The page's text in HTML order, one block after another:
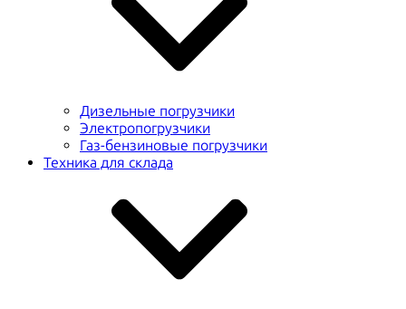
Дизельные погрузчики
Электропогрузчики
Газ-бензиновые погрузчики
Техника для склада